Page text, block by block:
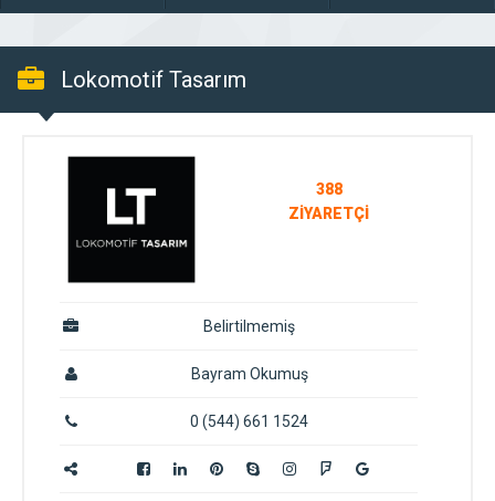
Lokomotif Tasarım
388
ZİYARETÇİ
Belirtilmemiş
Bayram Okumuş
0 (544) 661 1524